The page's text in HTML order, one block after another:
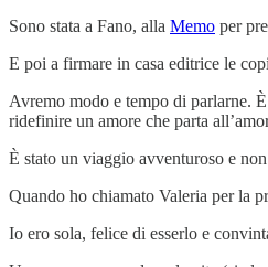
Sono stata a Fano, alla Memo per
E poi a firmare in casa editrice le
Avremo modo e tempo di parlarne.
ridefinire un amore che parta
È stato un viaggio avventuroso e
Quando ho chiamato Valeria per la
Io ero sola, felice di esserlo e